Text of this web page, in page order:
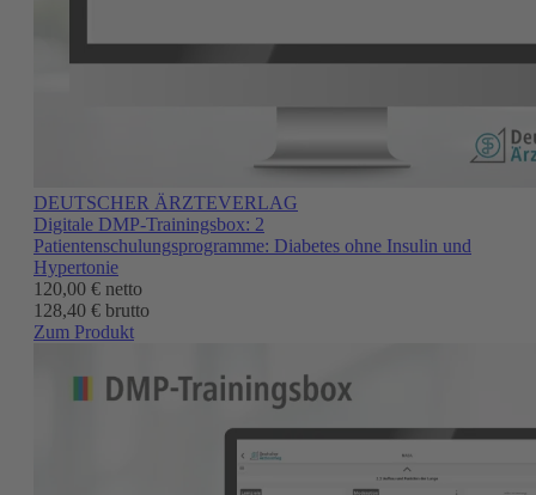
DEUTSCHER ÄRZTEVERLAG
Digitale DMP-Trainingsbox: 2
Patientenschulungsprogramme: Diabetes ohne Insulin und
Hypertonie
120,00 € netto
128,40 € brutto
Zum Produkt